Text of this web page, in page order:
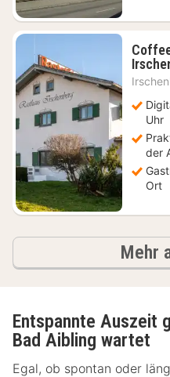
Uhr
der
Ort
Mehr
Entspannte Auszeit
Bad Aibling wartet
Egal, ob spontan oder